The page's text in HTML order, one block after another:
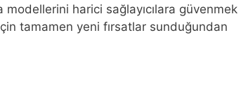
harici sağlayıcılara güvenmek
tamamen yeni fırsatlar sunduğundan